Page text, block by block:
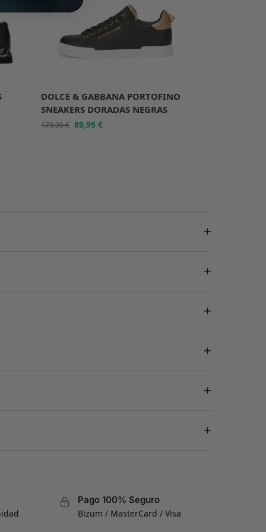
DOLCE & GABBANA PORTOFINO
SNEAKERS DORADAS NEGRAS
179,90€ 89,95€
+
+
+
+
+
+
Pago 100% Seguro
Bizum / MasterCard / Visa